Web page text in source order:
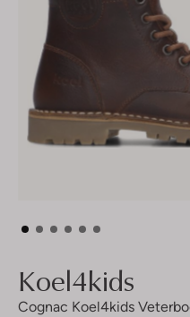
Koel4kids
Cognac Koel4kids